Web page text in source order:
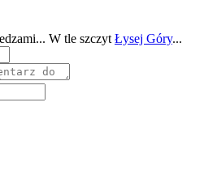
W tle szczyt Łysej Góry...